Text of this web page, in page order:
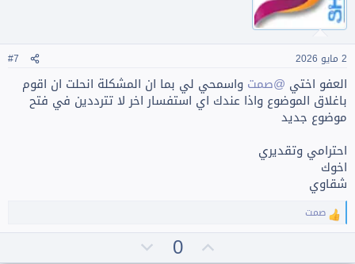
ب
ي 2 مايو 2026 #7
العفو اختي @صمت واسمحي لي بما ان المشكلة انحلت ان اقوم
باغلاق الموضوع واذا عندك اي استفسار اخر لا تترددين في فتح
موضوع جديد
احترامي وتقديري
اخوك
شقاوي
ا
ل
صمت
0